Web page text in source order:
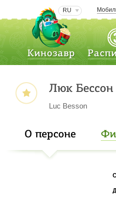
RU
Кинозавр
Люк Бессон
Luc Besson
О персоне